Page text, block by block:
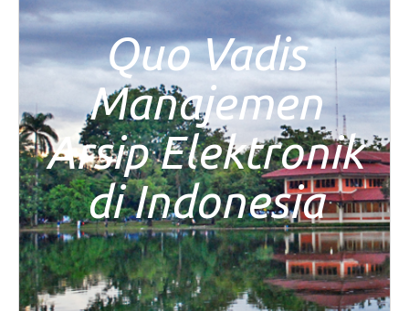
Quo Vadis
Manajemen
Arsip Elektronik
di Indonesia